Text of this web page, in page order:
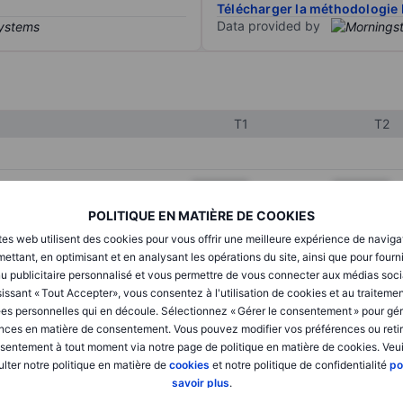
POLITIQUE EN MATIÈRE DE COOKIES
web utilisent des cookies pour vous offrir une meilleure expérience de
en optimisant et en analysant les opérations du site, ainsi que pour
publicitaire personnalisé et vous permettre de vous connecter aux médias
« Tout Accepter», vous consentez à l'utilisation de cookies et au
personnelles qui en découle. Sélectionnez « Gérer le consentement » pour
en matière de consentement. Vous pouvez modifier vos préférences ou
à tout moment via notre page de politique en matière de cookies.
notre politique en matière de cookies et notre politique de confidentialité
savoir plus.
Télécharger la méthodologie
Data provided by
T1 T2
XXXXXXX XXXXXXX
XXXXXXX
XXXXXXX XXXXXXX
XXXXXXX XXXXXXX
XXXXXXX XXXXXXX